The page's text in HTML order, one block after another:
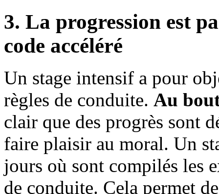
3. La progression est
code accéléré
Un stage intensif a pour
règles de conduite. Au
clair que des progrès sont
faire plaisir au moral. Un
jours où sont compilés les
de conduite. Cela permet